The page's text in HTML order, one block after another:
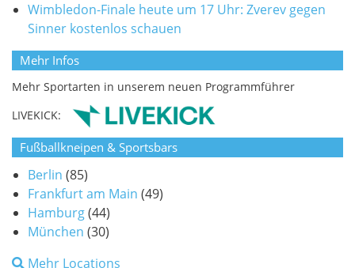
Wimbledon-Finale heute um 17 Uhr: Zverev gegen
Sinner kostenlos schauen
Mehr Infos
Mehr Sportarten in unserem neuen Programmführer
LIVEKICK:
Fußballkneipen & Sportsbars
Berlin (85)
Frankfurt am Main (49)
Hamburg(44)
München (30)
Mehr Locations